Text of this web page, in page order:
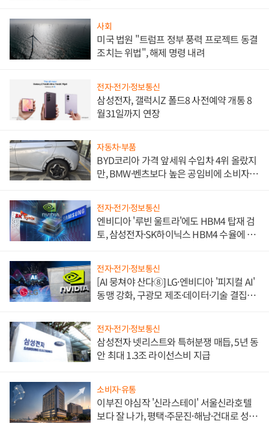
사회
미국 법원 "트럼프 정부 풍력 프로젝트 동결
조치는 위법", 해제 명령 내려
전자·전기·정보통신
삼성전자, 갤럭시Z 폴드8 사전예약 개통 8
월31일까지 연장
자동차·부품
BYD코리아 가격 앞세워 수입차 4위 올랐지
만, BMW·벤츠보다 높은 공임비에 소비자
전자·전기·정보통신
엔비디아 '루빈 울트라'에도 HBM4 탑재 검
토, 삼성전자·SK하이닉스 HBM4 수율에 주
전자·전기·정보통신
[AI 뭉쳐야 산다⑧] LG·엔비디아 '피지컬 AI'
동맹 강화, 구광모 제조·데이터·기술 결집
전자·전기·정보통신
삼성전자 넷리스트와 특허분쟁 매듭, 5년 동
안 최대 1.3조 라이선스비 지급
소비자·유통
이부진 야심작 '신라스테이' 서울신라호텔
보다 잘 나가, 평택·주문진·해남·건대로 성